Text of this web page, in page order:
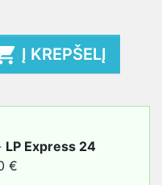
Į KREPŠELĮ
LP Express 24
€